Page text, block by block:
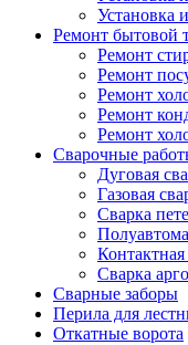
Установка
Ремонт бытовой
Ремонт
Ремонт
Ремонт
Ремонт
Ремонт
Сварочные
Дуговая
Газовая
Сварка
Контактная
Сварка
Сварные заборы
Перила для
Откатные ворота